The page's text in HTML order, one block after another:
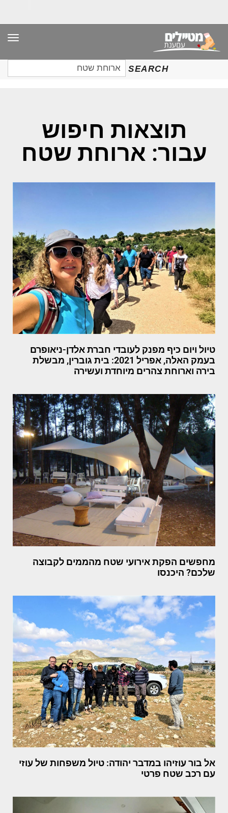
SEARCH
חיפוש
עבור:
תוצאות חיפוש
עבור: ארוחת שטח
טיול ויום כיף מפנק לעובדי חברת אלדן-ניאופרם
בעמק האלה, אפריל 2021: בית גוברין, מבשלת
בירה וארוחת צהרים מיוחדת ועשירה
מחפשים הפקת אירועי שטח מהממים לקבוצה
שלכם? היכנסו
אל בור עוזיהו במדבר יהודה: טיול משפחות של עוזי
עם רכב שטח פרטי